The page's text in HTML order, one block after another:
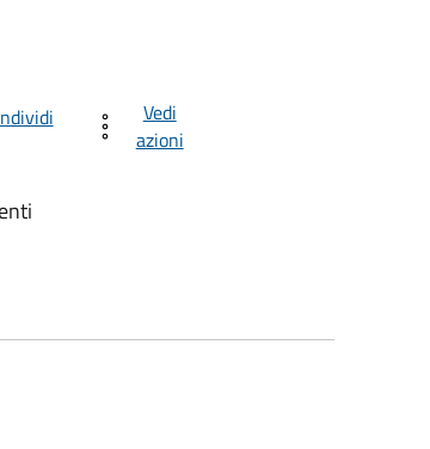
Vedi
azioni